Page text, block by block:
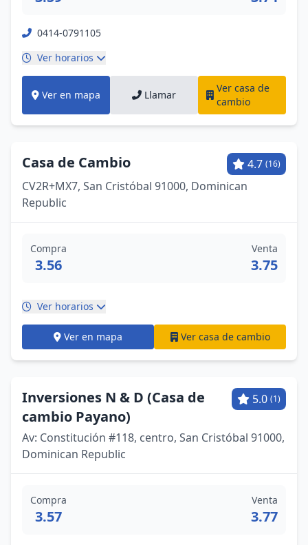
0414-0791105
Ver horarios
Ver en mapa Llamar
Ver casa de
cambio
Casa de Cambio 4.7 (16)
CV2R+MX7, San Cristóbal 91000, Dominican
Republic
Compra
3.56
Venta
3.75
Ver horarios
Ver en mapa Ver casa de cambio
Inversiones N & D (Casa de
cambio Payano)
5.0 (1)
Av: Constitución #118, centro, San Cristóbal 91000,
Dominican Republic
Compra
3.57
Venta
3.77